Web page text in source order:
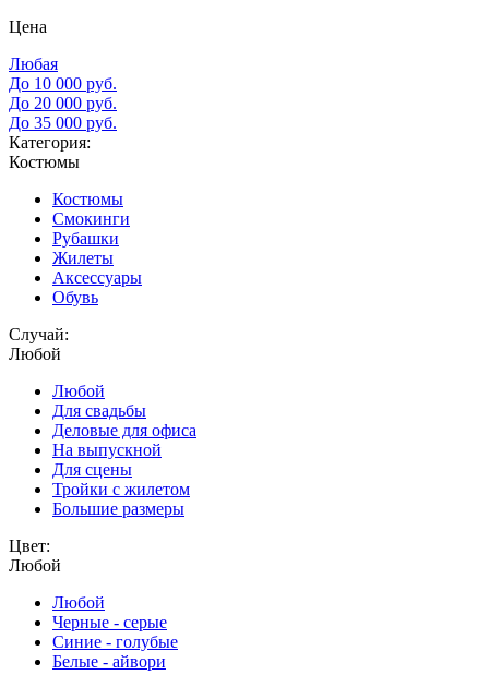
Цена
Любая
До 10 000 руб.
До 20 000 руб.
До 35 000 руб.
Категория:
Костюмы
Костюмы
Смокинги
Рубашки
Жилеты
Аксессуары
Обувь
Случай:
Любой
Любой
Для свадьбы
Деловые для офиса
На выпускной
Для сцены
Тройки с жилетом
Большие размеры
Цвет:
Любой
Любой
Черные - серые
Синие - голубые
Белые - айвори